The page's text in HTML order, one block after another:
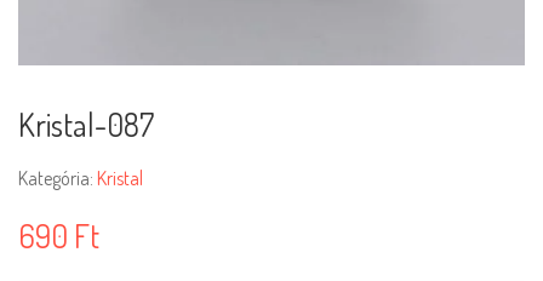
Kristal-087
Kategória: Kristal
690 Ft